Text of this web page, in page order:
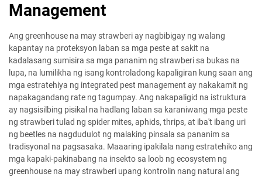
Management
Ang greenhouse na may strawberi ay nagbibigay ng walang
kapantay na proteksyon laban sa mga peste at sakit na
kadalasang sumisira sa mga pananim ng strawberi sa bukas na
lupa, na lumilikha ng isang kontroladong kapaligiran kung saan ang
mga estratehiya ng integrated pest management ay nakakamit ng
napakagandang rate ng tagumpay. Ang nakapaligid na istruktura
ay nagsisilbing pisikal na hadlang laban sa karaniwang mga peste
ng strawberi tulad ng spider mites, aphids, thrips, at iba't ibang uri
ng beetles na nagdudulot ng malaking pinsala sa pananim sa
tradisyonal na pagsasaka. Maaaring ipakilala nang estratehiko ang
mga kapaki-pakinabang na insekto sa loob ng ecosystem ng
greenhouse na may strawberi upang kontrolin nang natural ang